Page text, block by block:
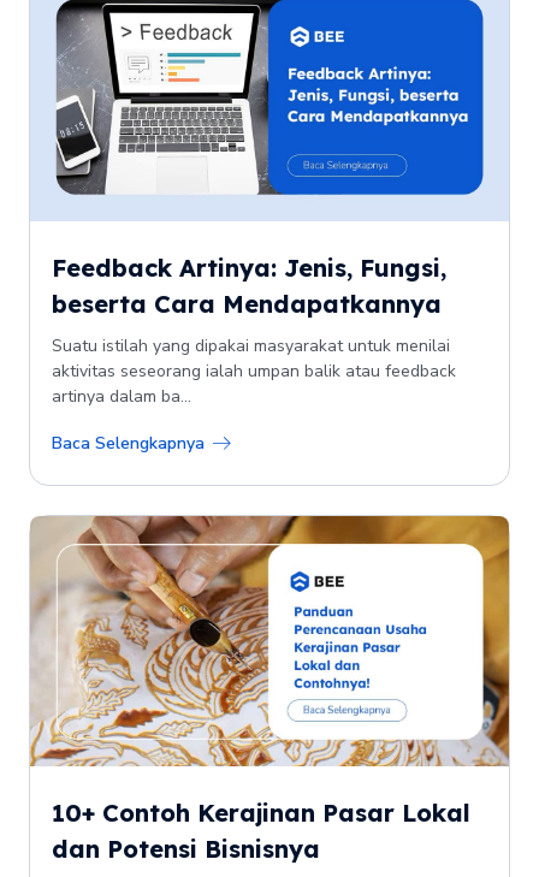
Feedback Artinya: Jenis, Fungsi,
beserta Cara Mendapatkannya
Suatu istilah yang dipakai masyarakat untuk menilai
aktivitas seseorang ialah umpan balik atau feedback
artinya dalam ba...
Baca Selengkapnya
10+ Contoh Kerajinan Pasar Lokal
dan Potensi Bisnisnya